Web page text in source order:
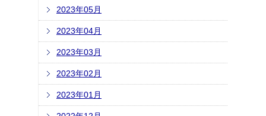
2023年05月
2023年04月
2023年03月
2023年02月
2023年01月